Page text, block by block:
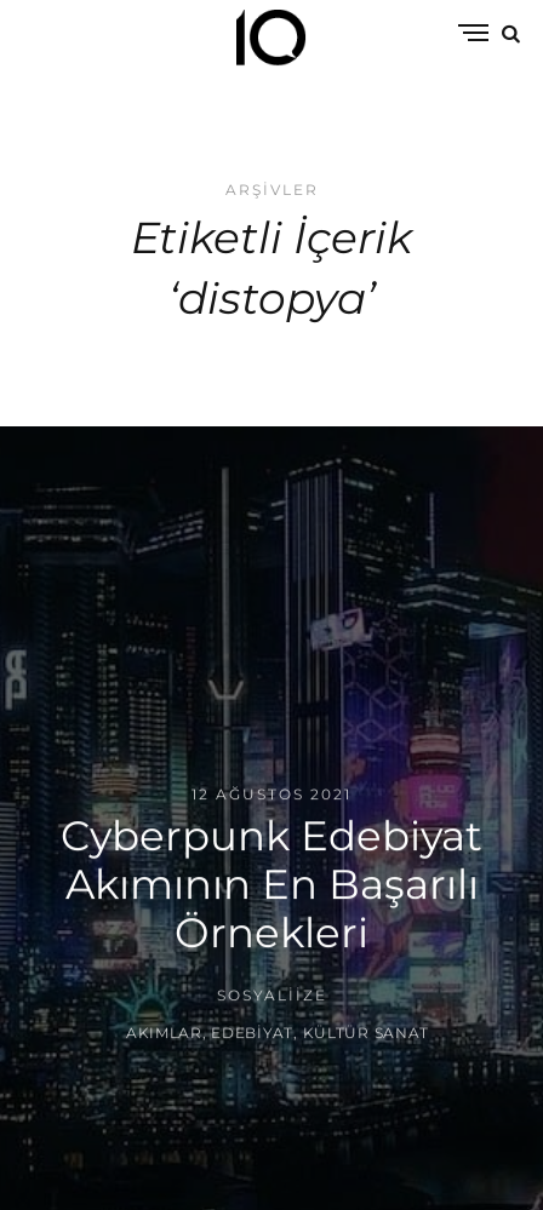
ARŞIVLER
Etiketli İçerik
‘distopya’
12 AĞUSTOS 2021
Cyberpunk Edebiyat
Akımının En Başarılı
Örnekleri
SOSYALIIZE
AKIMLAR,EDEBIYAT,KÜLTÜR SANAT